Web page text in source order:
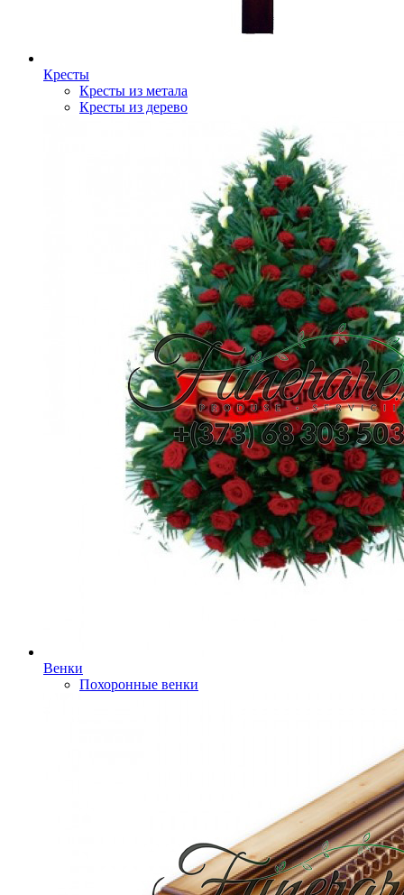
Кресты
Кресты из метала
Кресты из дерево
Венки
Похоронные венки